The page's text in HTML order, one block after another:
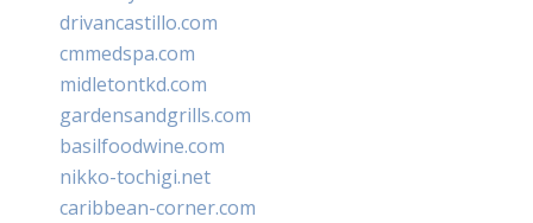
drivancastillo.com
cmmedspa.com
midletontkd.com
gardensandgrills.com
basilfoodwine.com
nikko-tochigi.net
caribbean-corner.com